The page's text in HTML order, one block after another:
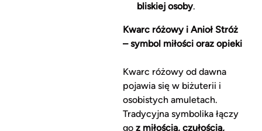
bliskiej osoby.
Kwarc różowy i Anioł Stróż
– symbol miłości oraz opieki
Kwarc różowy od dawna
pojawia się w biżuterii i
osobistych amuletach.
Tradycyjna symbolika łączy
go z miłością, czułością,